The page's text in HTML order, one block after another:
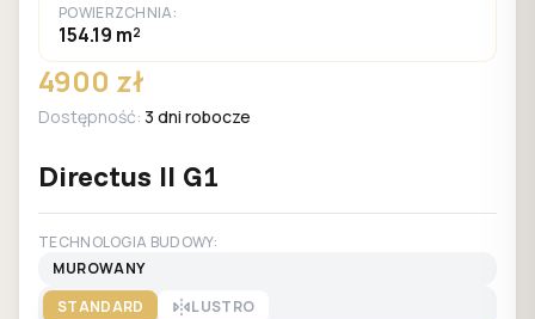
POWIERZCHNIA:
154.19 m²
4900 zł
Dostępność: 3 dni robocze
Directus II G1
TECHNOLOGIA BUDOWY:
MUROWANY
STANDARD
LUSTRO